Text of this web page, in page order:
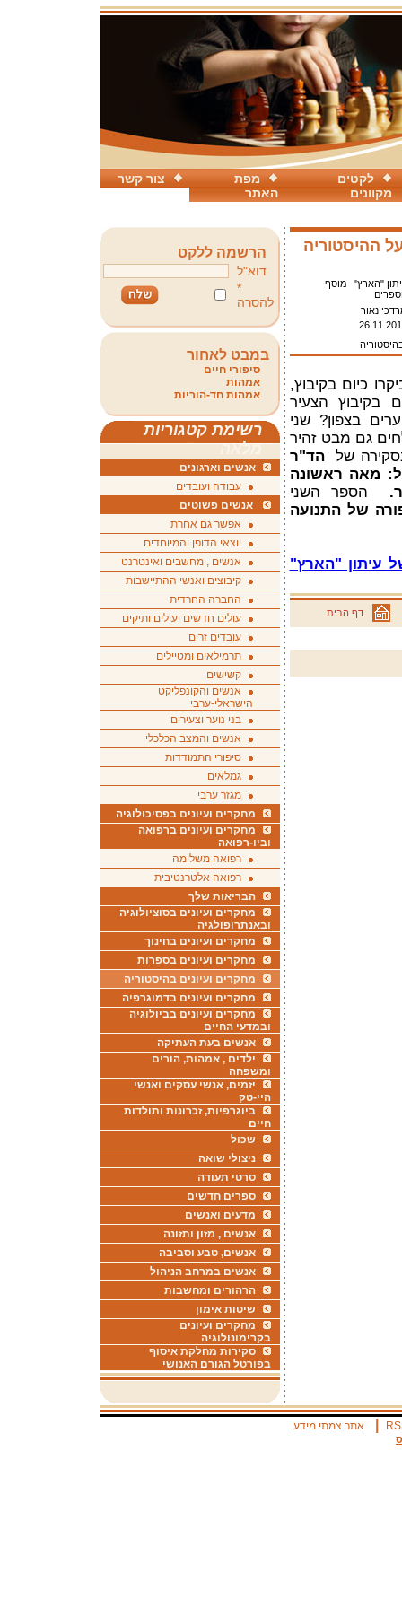
צור קשר
מפת
האתר
לקטים
מקוונים
ההיסטוריה
"הארץ"- מוסף
נאור
כיום בקיבוץ,
בקיבוץ הצעיר
בצפון? שני
גם מבט זהיר
שלהד"ר
מאה ראשונה
הספר השני
של התנועה
עיתון "הארץ"
דף הבית
הרשמה ללקט
דוא"ל
*
להסרה
במבט לאחור
סיפורי חיים
אמהות
אמהות חד-הוריות
רשימת קטגוריות
מלאה
אנשים וארגונים
עבודה ועובדים
אנשים פשוטים
אפשר גם אחרת
יוצאי הדופן והמיוחדים
אנשים , מחשבים ואינטרנט
קיבוצים ואנשי ההתיישבות
החברה החרדית
עולים חדשים ועולים ותיקים
עובדים זרים
תרמילאים ומטיילים
קשישים
אנשים והקונפליקט
הישראלי-ערבי
בני נוער וצעירים
אנשים והמצב הכלכלי
סיפורי התמודדות
גמלאים
מגזר ערבי
מחקרים ועיונים בפסיכולוגיה
מחקרים ועיונים ברפואה
וביו-רפואה
רפואה משלימה
רפואה אלטרנטיבית
הבריאות שלך
מחקרים ועיונים בסוציולוגיה
ובאנתרופולגיה
מחקרים ועיונים בחינוך
מחקרים ועיונים בספרות
מחקרים ועיונים בהיסטוריה
מחקרים ועיונים בדמוגרפיה
מחקרים ועיונים בביולוגיה
ובמדעי החיים
אנשים בעת העתיקה
ילדים , אמהות, הורים
ומשפחה
יזמים, אנשי עסקים ואנשי
היי-טק
ביוגרפיות, זכרונות ותולדות
חיים
שכול
ניצולי שואה
סרטי תעודה
ספרים חדשים
מדעים ואנשים
אנשים , מזון ותזונה
אנשים, טבע וסביבה
אנשים במרחב הניהול
הרהורים ומחשבות
שיטות אימון
מחקרים ועיונים
בקרימונולוגיה
סקירות מחלקת איסוף
בפורטל הגורם האנושי
אתר צמתי מידע